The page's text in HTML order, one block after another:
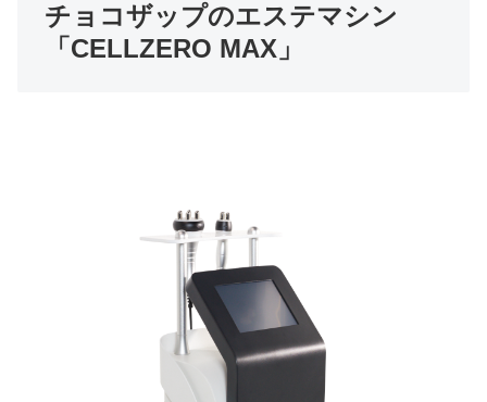
チョコザップのエステマシン
「CELLZERO MAX」